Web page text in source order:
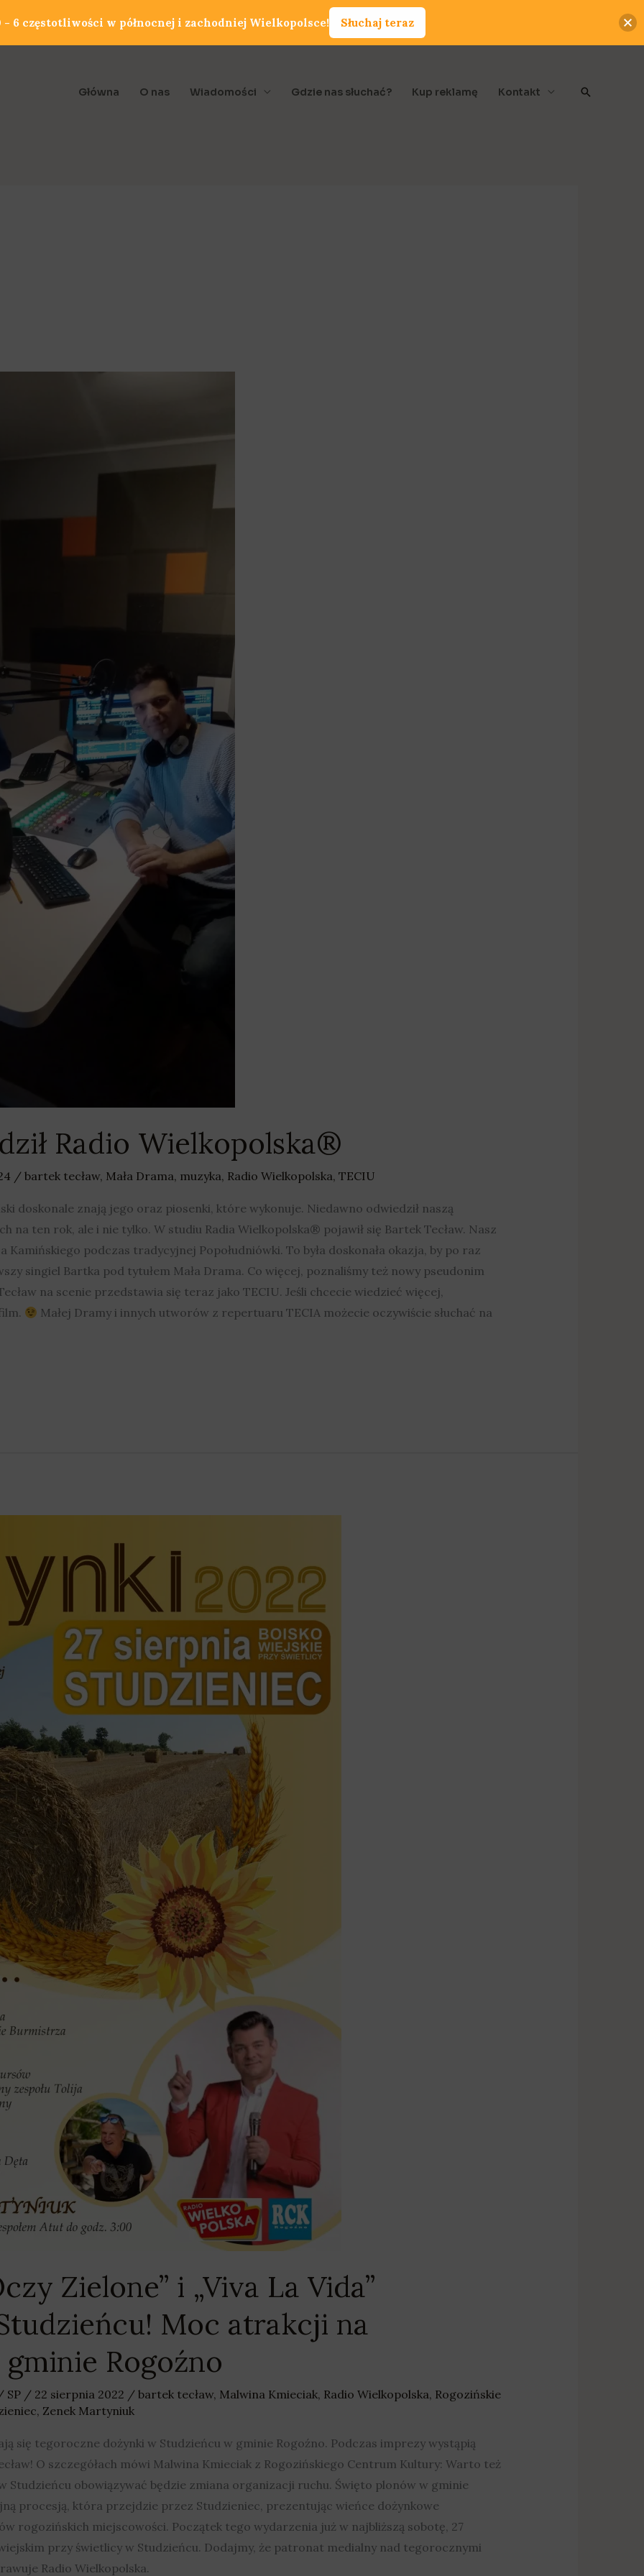
Główna O nas Wiadomości Gdzie nas słuchać? Kup reklamę Kontakt Szukaj
Radio Wielkopolska®
/ bartek tecław, Mała Drama, muzyka, Radio Wielkopolska, TECIU
doskonale znają jego oraz piosenki, które wykonuje. Niedawno odwiedził naszą
na ten rok, ale i nie tylko. W studiu Radia Wielkopolska® pojawił się Bartek Tecław. Nasz
Kamińskiego podczas tradycyjnej Popołudniówki. To była doskonała okazja, by po raz
singiel Bartka pod tytułem Mała Drama. Co więcej, poznaliśmy też nowy pseudonim
na scenie przedstawia się teraz jako TECIU. Jeśli chcecie wiedzieć więcej,
Małej Dramy i innych utworów z repertuaru TECIA możecie oczywiście słuchać na
Zielone” i „Viva La Vida”
Moc atrakcji na
Rogoźno
SP / 22 sierpnia 2022 / bartek tecław, Malwina Kmieciak, Radio Wielkopolska, Rogozińskie
, Zenek Martyniuk
się tegoroczne dożynki w Studzieńcu w gminie Rogoźno. Podczas imprezy wystąpią
O szczegółach mówi Malwina Kmieciak z Rogozińskiego Centrum Kultury: Warto też
Studzieńcu obowiązywać będzie zmiana organizacji ruchu. Święto plonów w gminie
procesją, która przejdzie przez Studzieniec, prezentując wieńce dożynkowe
rogozińskich miejscowości. Początek tego wydarzenia już w najbliższą sobotę, 27
przy świetlicy w Studzieńcu. Dodajmy, że patronat medialny nad tegorocznymi
Radio Wielkopolska.
6 częstotliwości w północnej i zachodniej Wielkopolsce! Słuchaj teraz